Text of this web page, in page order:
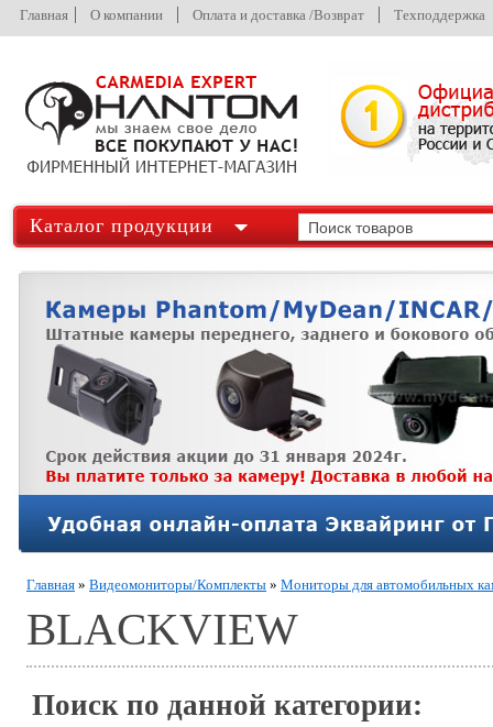
Главная О компании Оплата и доставка /Возврат Техподдержка
Каталог продукции
Главная » Видеомониторы/Комплекты » Мониторы для автомобильных
BLACKVIEW
Поиск по данной категории: